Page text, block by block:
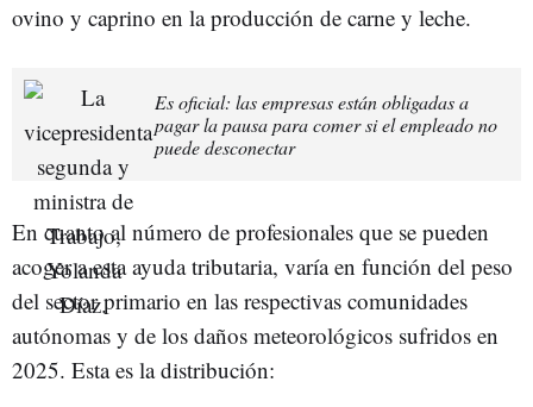
ovino y caprino en la producción de carne y leche.
Es oficial: las empresas están obligadas a
pagar la pausa para comer si el empleado no
puede desconectar
En cuanto al número de profesionales que se pueden
acoger a esta ayuda tributaria, varía en función del peso
del sector primario en las respectivas comunidades
autónomas y de los daños meteorológicos sufridos en
2025. Esta es la distribución: